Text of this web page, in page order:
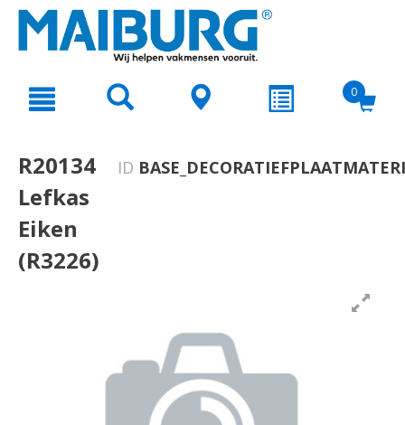
text.skipToNavigation
0
R20134
Lefkas
Eiken
(R3226)
ID